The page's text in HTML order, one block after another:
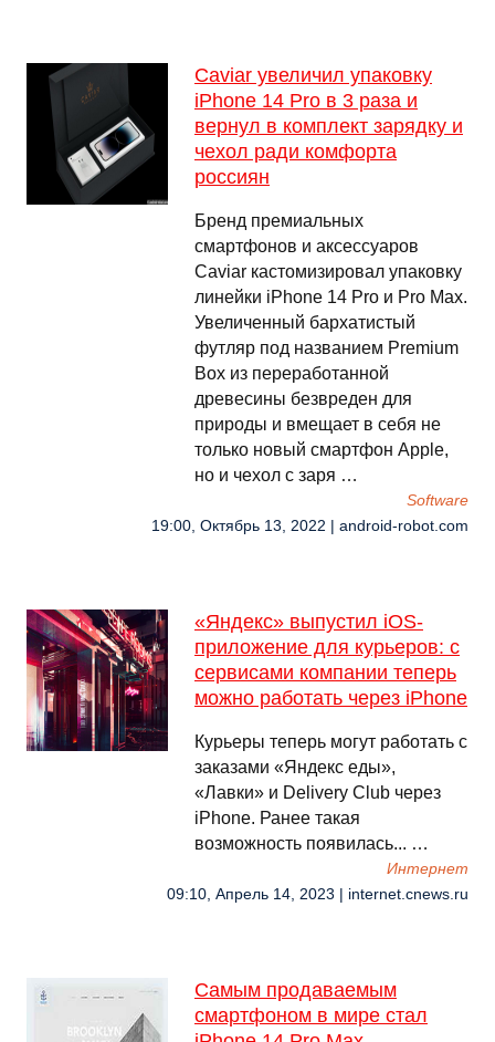
Caviar увеличил упаковку
iPhone 14 Pro в 3 раза и
вернул в комплект зарядку и
чехол ради комфорта
россиян
Бренд премиальных
смартфонов и аксессуаров
Caviar кастомизировал упаковку
линейки iPhone 14 Pro и Pro Max.
Увеличенный бархатистый
футляр под названием Premium
Box из переработанной
древесины безвреден для
природы и вмещает в себя не
только новый смартфон Apple,
но и чехол с заря …
Software
19:00, Октябрь 13, 2022 | android-robot.com
«Яндекс» выпустил iOS-
приложение для курьеров: с
сервисами компании теперь
можно работать через iPhone
Курьеры теперь могут работать с
заказами «Яндекс еды»,
«Лавки» и Delivery Club через
iPhone. Ранее такая
возможность появилась... …
Интернет
09:10, Апрель 14, 2023 | internet.cnews.ru
Самым продаваемым
смартфоном в мире стал